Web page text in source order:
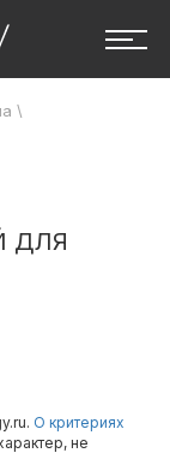
\
ДЛЯ
О критериях
не